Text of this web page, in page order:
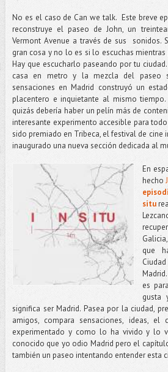
No es el caso de Can we talk. Este breve
reconstruye el paseo de John, un
Vermont Avenue a través de sus sonidos.
gran cosa y no lo es si lo escuchas
Hay que escucharlo paseando por tu
casa en metro y la mezcla del paseo
sensaciones en Madrid construyó un
placentero e inquietante al mismo
quizás debería haber un pelín más de
interesante experimento accesible para
sido premiado en Tribeca, el festival de cine
inaugurado una nueva sección dedicada al
En
hecho
situ
que
es
gusta
significa ser Madrid. Pasea por la ciudad,
amigos, compara sensaciones, ideas,
experimentado y como lo ha vivido y lo
conocido que yo odio Madrid pero el
también un paseo intentando entender esta